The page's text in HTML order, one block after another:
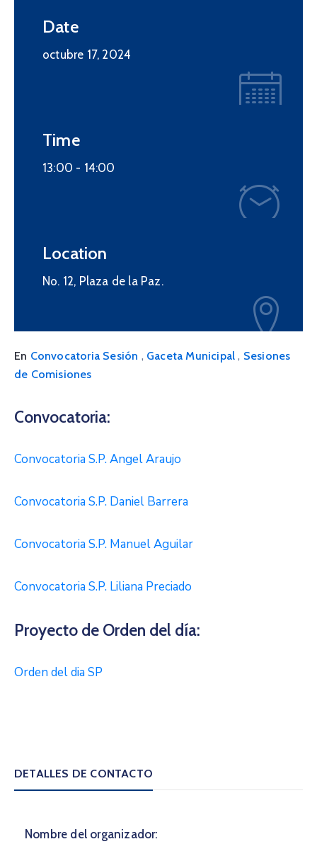
Date
octubre 17, 2024
Time
13:00 - 14:00
Location
No. 12, Plaza de la Paz.
En Convocatoria Sesión , Gaceta Municipal , Sesiones
de Comisiones
Convocatoria:
Convocatoria S.P. Angel Araujo
Convocatoria S.P. Daniel Barrera
Convocatoria S.P. Manuel Aguilar
Convocatoria S.P. Liliana Preciado
Proyecto de Orden del día:
Orden del dia SP
DETALLES DE CONTACTO
Nombre del organizador: